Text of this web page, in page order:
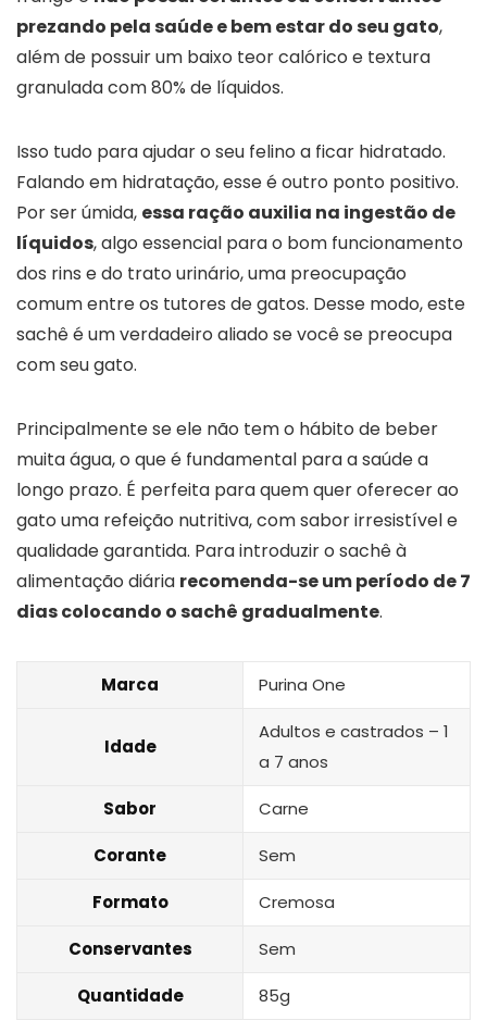
prezando pela saúde e bem estar do seu gato,
além de possuir um baixo teor calórico e textura
granulada com 80% de líquidos.
Isso tudo para ajudar o seu felino a ficar hidratado.
Falando em hidratação, esse é outro ponto positivo.
Por ser úmida, essa ração auxilia na ingestão de
líquidos, algo essencial para o bom funcionamento
dos rins e do trato urinário, uma preocupação
comum entre os tutores de gatos. Desse modo, este
sachê é um verdadeiro aliado se você se preocupa
com seu gato.
Principalmente se ele não tem o hábito de beber
muita água, o que é fundamental para a saúde a
longo prazo. É perfeita para quem quer oferecer ao
gato uma refeição nutritiva, com sabor irresistível e
qualidade garantida. Para introduzir o sachê à
alimentação diária recomenda-se um período de 7
dias colocando o sachê gradualmente.
Marca Purina One
Idade
Adultos e castrados – 1
a 7 anos
Sabor Carne
Corante Sem
Formato Cremosa
Conservantes Sem
Quantidade 85g